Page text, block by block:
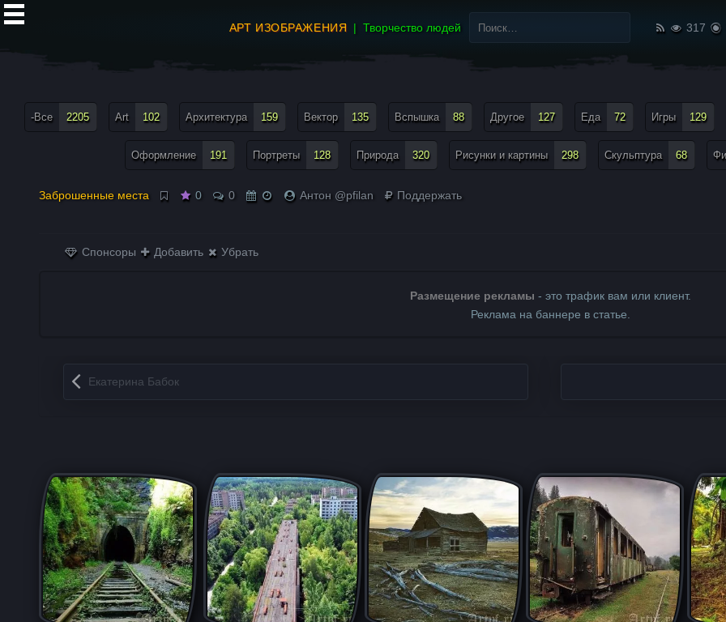
АРТ ИЗОБРАЖЕНИЯ Творчество людей
Найти:
317
-Все 2205 Art 102 Архитектура 159 Вектор 135 Вспышка 88 Другое 127 Еда 72 Игры 129
Оформление 191 Портреты 128 Природа 320 Рисунки и картины 298 Скульптура 68
Заброшенные места 0 0 Антон @pfilan Поддержать
Спонсоры Добавить Убрать
Размещение рекламы - это трафик вам или клиент.
Реклама на баннере в статье.
Запись навигация
Екатерина Бабок